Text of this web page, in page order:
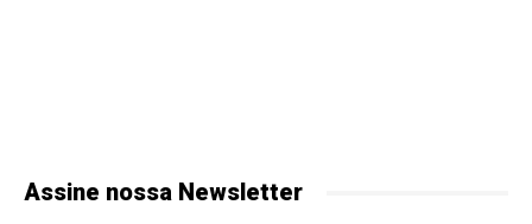
Assine nossa Newsletter